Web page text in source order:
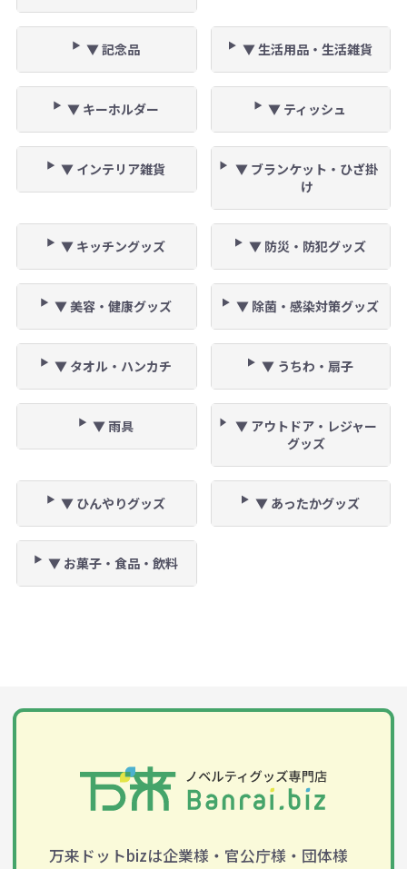
▼ 記念品 ▼ 生活用品・生活雑貨
▼ キーホルダー ▼ ティッシュ
▼ インテリア雑貨
▼ ブランケット・ひざ掛
け
▼ キッチングッズ ▼ 防災・防犯グッズ
▼ 美容・健康グッズ ▼ 除菌・感染対策グッズ
▼ タオル・ハンカチ ▼ うちわ・扇子
▼ 雨具
▼ アウトドア・レジャー
グッズ
▼ ひんやりグッズ ▼ あったかグッズ
▼ お菓子・食品・飲料
万来ドットbizは企業様・官公庁様・団体様